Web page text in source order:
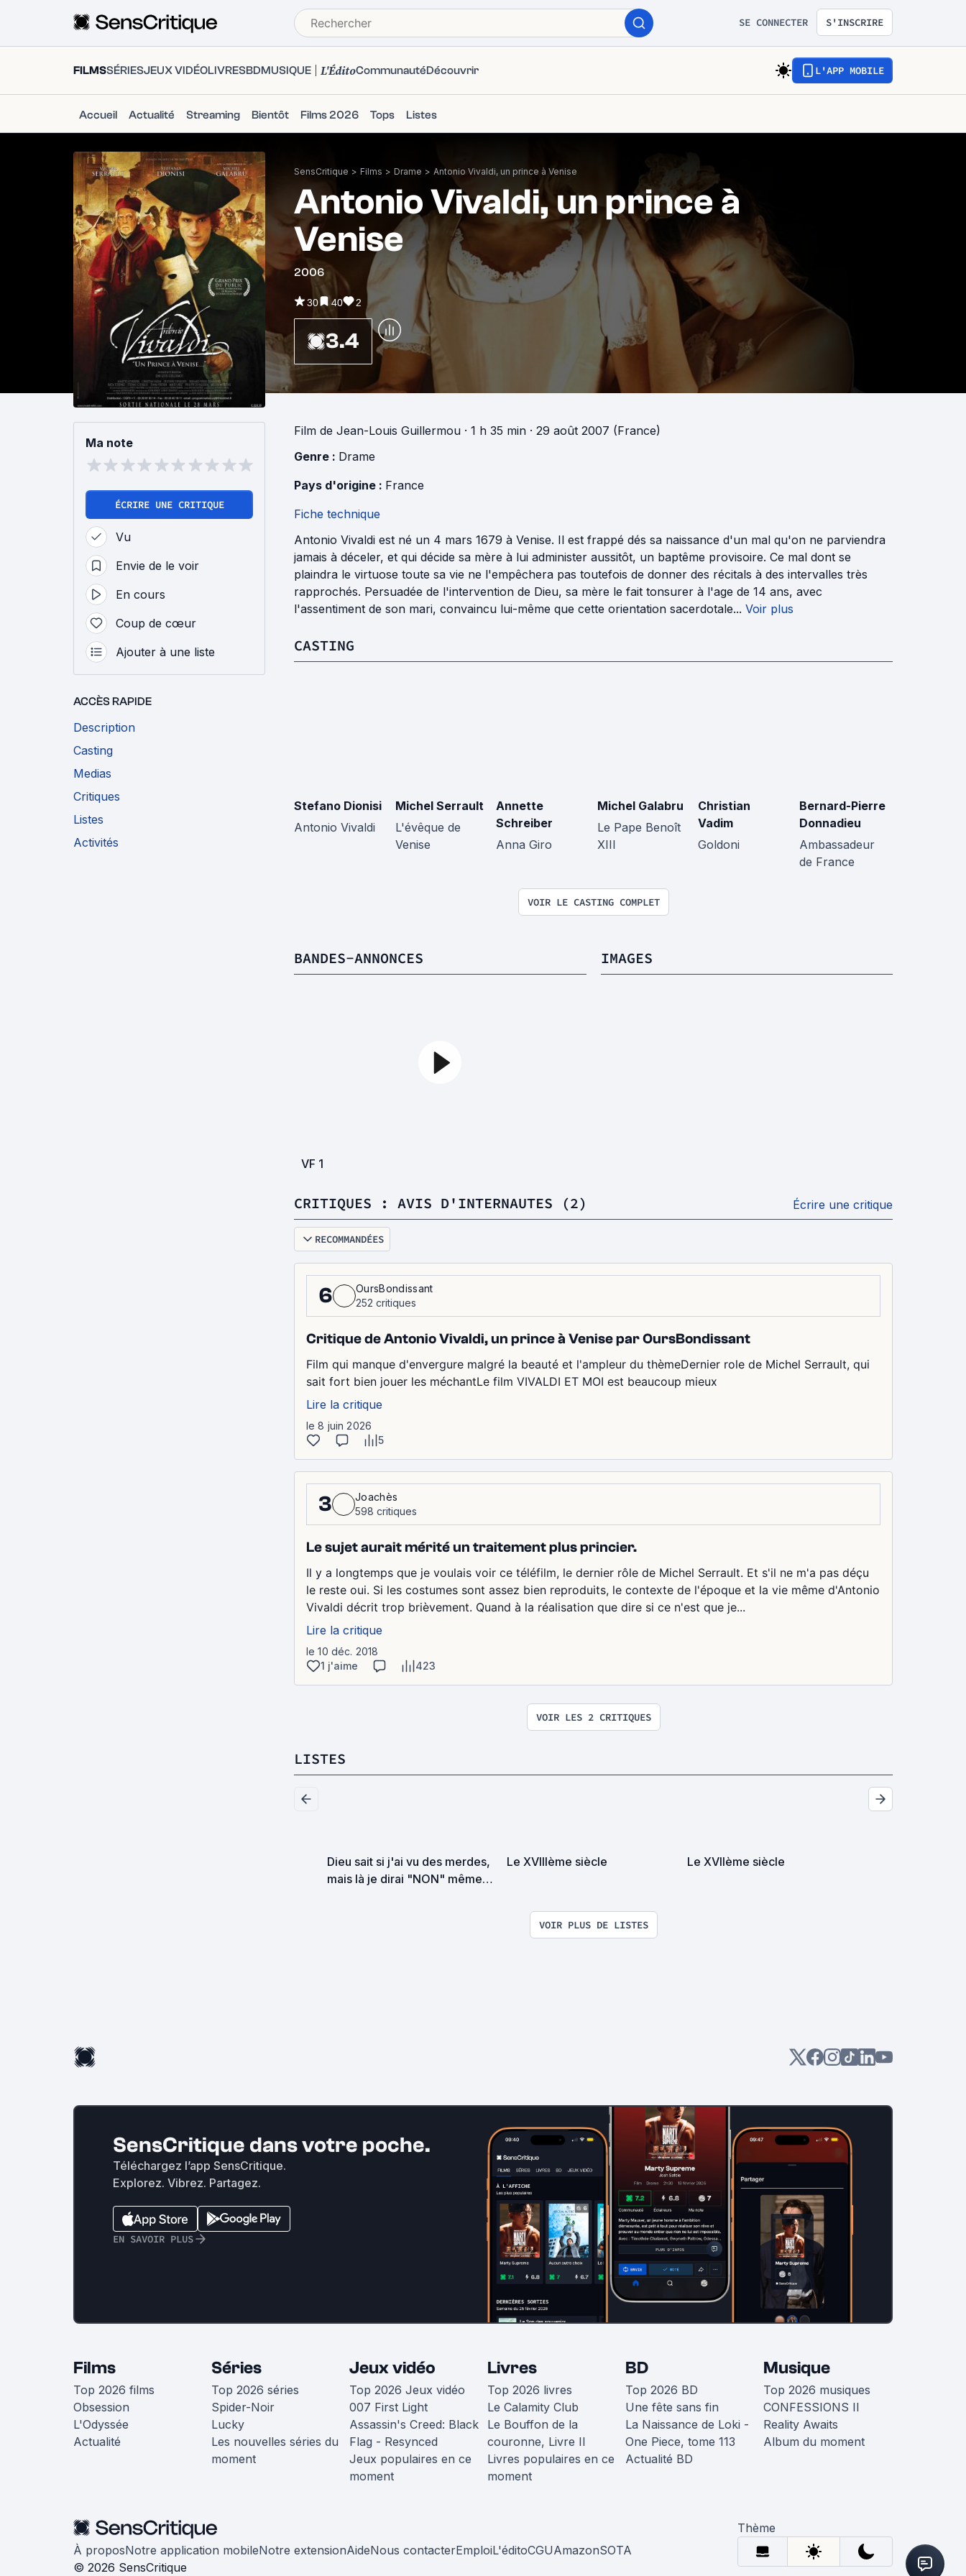
SE CONNECTER S'INSCRIRE
FILMSSÉRIESJEUX VIDÉOLIVRESBDMUSIQUE L'ÉditoCommunautéDécouvrir L'APP MOBILE
Accueil Actualité Streaming Bientôt Films 2026 Tops Listes
SensCritique > Films > Drame > Antonio Vivaldi, un prince à Venise
Antonio Vivaldi, un prince à
Venise
2006
30 40 2
3.4
Ma note
ÉCRIRE UNE CRITIQUE
Vu
Envie de le voir
En cours
Coup de cœur
Ajouter à une liste
ACCÈS RAPIDE
Description
Casting
Medias
Critiques
Listes
Activités
Film de Jean-Louis Guillermou · 1 h 35 min · 29 août 2007 (France)
Genre : Drame
Pays d'origine : France
Fiche technique
Antonio Vivaldi est né un 4 mars 1679 à Venise. Il est frappé dés sa naissance d'un mal qu'on ne parviendra
jamais à déceler, et qui décide sa mère à lui administer aussitôt, un baptême provisoire. Ce mal dont se
plaindra le virtuose toute sa vie ne l'empêchera pas toutefois de donner des récitals à des intervalles très
rapprochés. Persuadée de l'intervention de Dieu, sa mère le fait tonsurer à l'age de 14 ans, avec
l'assentiment de son mari, convaincu lui-même que cette orientation sacerdotale... Voir plus
CASTING
Stefano Dionisi
Antonio Vivaldi
Michel Serrault
L'évêque de
Venise
Annette
Schreiber
Anna Giro
Michel Galabru
Le Pape Benoît
XIII
Christian
Vadim
Goldoni
Bernard-Pierre
Donnadieu
Ambassadeur
de France
VOIR LE CASTING COMPLET
BANDES-ANNONCES
VF 1
IMAGES
CRITIQUES : AVIS D'INTERNAUTES (2) Écrire une critique
RECOMMANDÉES
6
OursBondissant
252 critiques
Critique de Antonio Vivaldi, un prince à Venise par OursBondissant
Film qui manque d'envergure malgré la beauté et l'ampleur du thèmeDernier role de Michel Serrault, qui
sait fort bien jouer les méchantLe film VIVALDI ET MOI est beaucoup mieux
Lire la critique
le 8 juin 2026
5
3
Joachès
598 critiques
Le sujet aurait mérité un traitement plus princier.
Il y a longtemps que je voulais voir ce téléfilm, le dernier rôle de Michel Serrault. Et s'il ne m'a pas déçu
le reste oui. Si les costumes sont assez bien reproduits, le contexte de l'époque et la vie même d'Antonio
Vivaldi décrit trop brièvement. Quand à la réalisation que dire si ce n'est que je...
Lire la critique
le 10 déc. 2018
1 j'aime
423
VOIR LES 2 CRITIQUES
LISTES
Dieu sait si j'ai vu des merdes,
mais là je dirai "NON" même
Le XVIIIème siècle Le XVIIème siècle
VOIR PLUS DE LISTES
SensCritique dans votre poche.
Téléchargez l’app SensCritique.
Explorez. Vibrez. Partagez.
EN SAVOIR PLUS
Films
Top 2026 films
Obsession
L'Odyssée
Actualité
Séries
Top 2026 séries
Spider-Noir
Lucky
Les nouvelles séries du
moment
Jeux vidéo
Top 2026 Jeux vidéo
007 First Light
Assassin's Creed: Black
Flag - Resynced
Jeux populaires en ce
moment
Livres
Top 2026 livres
Le Calamity Club
Le Bouffon de la
couronne, Livre II
Livres populaires en ce
moment
BD
Top 2026 BD
Une fête sans fin
La Naissance de Loki -
One Piece, tome 113
Actualité BD
Musique
Top 2026 musiques
CONFESSIONS II
Reality Awaits
Album du moment
À proposNotre application mobileNotre extensionAideNous contacterEmploiL'éditoCGUAmazonSOTA
© 2026 SensCritique
Thème